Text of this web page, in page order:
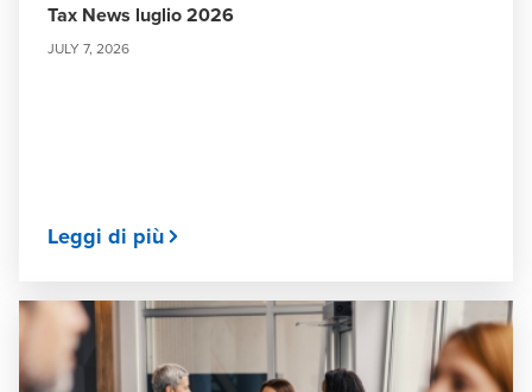
Tax News luglio 2026
JULY 7, 2026
Leggi di più